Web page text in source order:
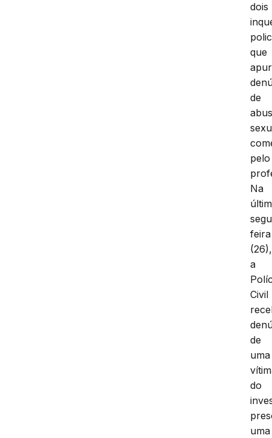
dois
que
de
pelo
Na
feira
(26),
a
Civil
de
uma
do
uma